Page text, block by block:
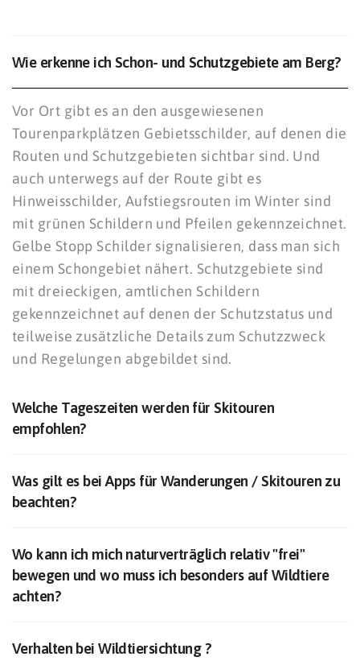
Wie erkenne ich Schon- und Schutzgebiete am Berg?
Vor Ort gibt es an den ausgewiesenen
Tourenparkplätzen Gebietsschilder, auf denen die
Routen und Schutzgebieten sichtbar sind. Und
auch unterwegs auf der Route gibt es
Hinweisschilder, Aufstiegsrouten im Winter sind
mit grünen Schildern und Pfeilen gekennzeichnet.
Gelbe Stopp Schilder signalisieren, dass man sich
einem Schongebiet nähert. Schutzgebiete sind
mit dreieckigen, amtlichen Schildern
gekennzeichnet auf denen der Schutzstatus und
teilweise zusätzliche Details zum Schutzzweck
und Regelungen abgebildet sind.
Welche Tageszeiten werden für Skitouren
empfohlen?
Was gilt es bei Apps für Wanderungen / Skitouren zu
beachten?
Wo kann ich mich naturverträglich relativ "frei"
bewegen und wo muss ich besonders auf Wildtiere
achten?
Verhalten bei Wildtiersichtung ?